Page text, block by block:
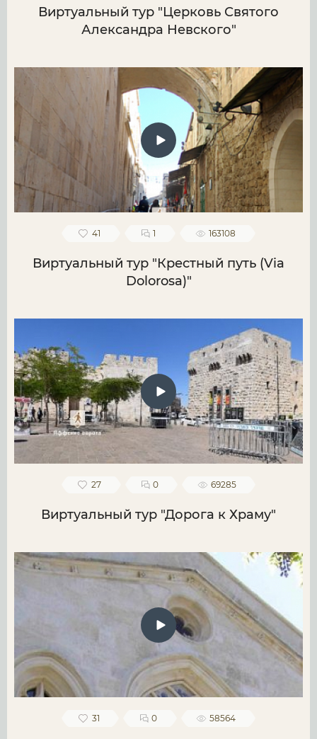
Виртуальный тур "Церковь Святого
Александра Невского"
41 1 163108
Виртуальный тур "Крестный путь (Via
Dolorosa)"
27 0 69285
Виртуальный тур "Дорога к Храму"
31 0 58564